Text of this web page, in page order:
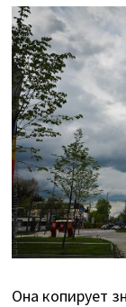
Она копирует